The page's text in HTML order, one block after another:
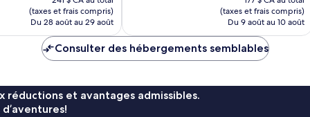
est
de
158 $ CA
(taxes et frais compris)
Du 28 août au 29 août
est
de
153 $ CA
(taxes et frais compris)
Du 9 août au 10 août
Consulter des hébergements semblables
réductions et avantages admissibles.